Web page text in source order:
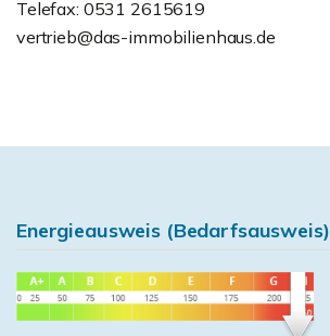
Telefax: 0531 2615619
vertrieb@das-immobilienhaus.de
Energieausweis (Bedarfsausweis)